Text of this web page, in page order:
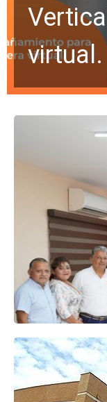
virtual.
Representar,
y
educación.
liderazgo,
pública